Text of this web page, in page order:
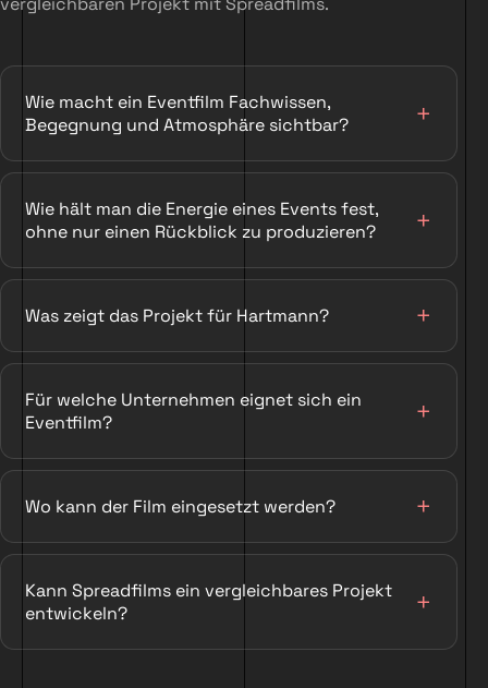
Wie macht ein Eventfilm Fachwissen,
Begegnung und Atmosphäre sichtbar?
Wie hält man die Energie eines Events fest,
ohne nur einen Rückblick zu produzieren?
Was zeigt das Projekt für Hartmann?
Für welche Unternehmen eignet sich ein
Eventfilm?
Wo kann der Film eingesetzt werden?
Kann Spreadfilms ein vergleichbares Projekt
entwickeln?